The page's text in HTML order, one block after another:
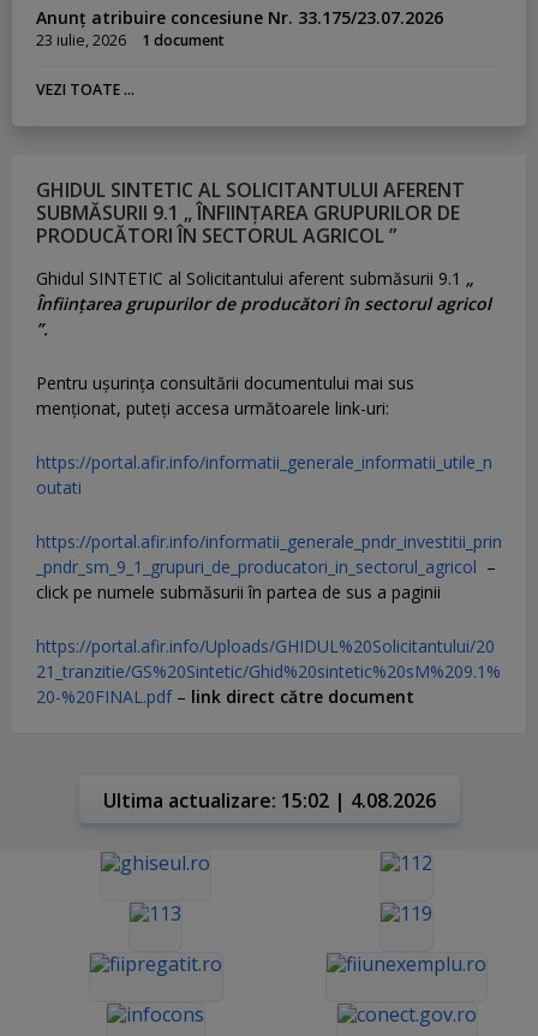
Anunț atribuire concesiune Nr. 33.175/23.07.2026
23 iulie, 2026 1 document
VEZI TOATE ...
GHIDUL SINTETIC AL SOLICITANTULUI AFERENT
SUBMĂSURII 9.1 „ ÎNFIINȚAREA GRUPURILOR DE
PRODUCĂTORI ÎN SECTORUL AGRICOL ”
Ghidul SINTETIC al Solicitantului aferent submăsurii 9.1 „
Înființarea grupurilor de producători în sectorul agricol
”.
Pentru uşurinţa consultării documentului mai sus
menţionat, puteţi accesa următoarele link-uri:
https://portal.afir.info/informatii_generale_informatii_utile_n
outati
https://portal.afir.info/informatii_generale_pndr_investitii_prin
_pndr_sm_9_1_grupuri_de_producatori_in_sectorul_agricol –
click pe numele submăsurii în partea de sus a paginii
https://portal.afir.info/Uploads/GHIDUL%20Solicitantului/20
21_tranzitie/GS%20Sintetic/Ghid%20sintetic%20sM%209.1%
20-%20FINAL.pdf– link direct către document
Ultima actualizare: 15:02 | 4.08.2026